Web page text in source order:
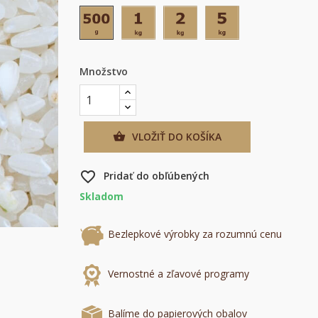
500 g
1 kg 2 kg
Množstvo
 VLOŽIŤ DO KOŠÍKA
favorite_border
Pridať do obľúbených
Skladom
Bezlepkové výrobky za rozumnú cenu
Vernostné a zľavové programy
Balíme do papierových obalov